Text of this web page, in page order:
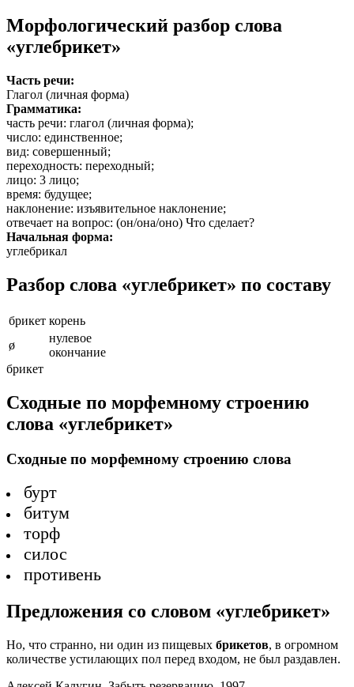
Морфологический разбор слова
«углебрикет»
Часть речи:
Глагол (личная форма)
Грамматика:
часть речи: глагол (личная форма);
число: единственное;
вид: совершенный;
переходность: переходный;
лицо: 3 лицо;
время: будущее;
наклонение: изъявительное наклонение;
отвечает на вопрос: (он/она/оно) Что сделает?
Начальная форма:
углебрикал
Разбор слова «углебрикет» по составу
брикет корень
ø
нулевое
окончание
брикет
Сходные по морфемному строению
слова «углебрикет»
Сходные по морфемному строению слова
бурт
битум
торф
силос
противень
Предложения со словом «углебрикет»
Но, что странно, ни один из пищевых брикетов, в огромном
количестве устилающих пол перед входом, не был раздавлен.